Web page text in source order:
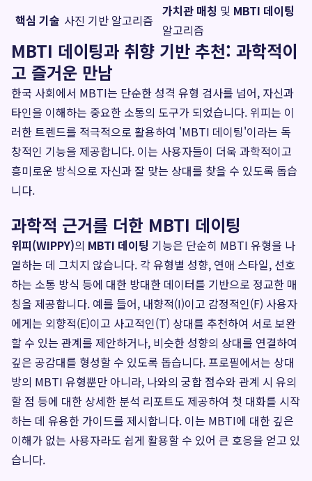
핵심 기술 사진 기반 알고리즘
가치관 매칭 및 MBTI 데이팅
알고리즘
MBTI 데이팅과 취향 기반 추천: 과학적이
고 즐거운 만남
한국 사회에서 MBTI는 단순한 성격 유형 검사를 넘어, 자신과
타인을 이해하는 중요한 소통의 도구가 되었습니다. 위피는 이
러한 트렌드를 적극적으로 활용하여 'MBTI 데이팅'이라는 독
창적인 기능을 제공합니다. 이는 사용자들이 더욱 과학적이고
흥미로운 방식으로 자신과 잘 맞는 상대를 찾을 수 있도록 돕습
니다.
과학적 근거를 더한 MBTI 데이팅
위피(WIPPY)의 MBTI 데이팅 기능은 단순히 MBTI 유형을 나
열하는 데 그치지 않습니다. 각 유형별 성향, 연애 스타일, 선호
하는 소통 방식 등에 대한 방대한 데이터를 기반으로 정교한 매
칭을 제공합니다. 예를 들어, 내향적(I)이고 감정적인(F) 사용자
에게는 외향적(E)이고 사고적인(T) 상대를 추천하여 서로 보완
할 수 있는 관계를 제안하거나, 비슷한 성향의 상대를 연결하여
깊은 공감대를 형성할 수 있도록 돕습니다. 프로필에서는 상대
방의 MBTI 유형뿐만 아니라, 나와의 궁합 점수와 관계 시 유의
할 점 등에 대한 상세한 분석 리포트도 제공하여 첫 대화를 시작
하는 데 유용한 가이드를 제시합니다. 이는 MBTI에 대한 깊은
이해가 없는 사용자라도 쉽게 활용할 수 있어 큰 호응을 얻고 있
습니다.